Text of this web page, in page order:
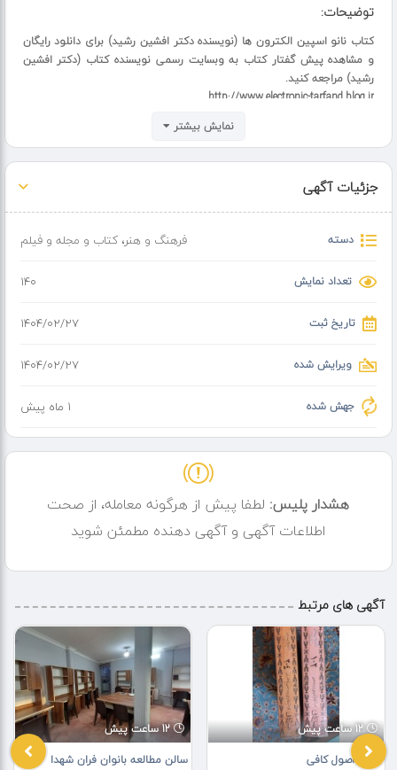
توضیحات:
کتاب نانو اسپین الکترون ها (نویسنده دکتر افشین رشید) برای دانلود رایگان
و مشاهده پیش گفتار کتاب به وبسایت رسمی نویسنده کتاب (دکتر افشین
رشید) مراجعه کنید.
http://www.electronic-tarfand.blog.ir
نمایش بیشتر
جزئیات آگهی
دسته فرهنگ و هنر،کتاب و مجله و فیلم
تعداد نمایش 140
تاریخ ثبت ۱۴۰۴/۰۲/۲۷
ویرایش شده ۱۴۰۴/۰۲/۲۷
جهش شده 1 ماه پیش
هشدار پلیس: لطفا پیش از هرگونه معامله، از صحت
اطلاعات آگهی و آگهی دهنده مطمئن شوید
آگهی های مرتبط
12 ساعت پیش
سالن مطالعه بانوان فران شهدا
12 ساعت پیش
کتاب اصول کافی